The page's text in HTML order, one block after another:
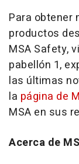
Para obtener
productos
MSA Safety,
pabellón 1,
las últimas
la página de
MSA en sus
Acerca de